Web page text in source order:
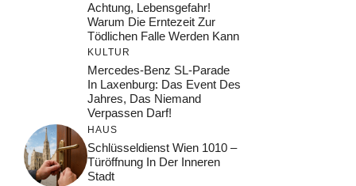
Achtung, Lebensgefahr!
Warum Die Erntezeit Zur
Tödlichen Falle Werden Kann
KULTUR
Mercedes-Benz SL-Parade
In Laxenburg: Das Event Des
Jahres, Das Niemand
Verpassen Darf!
HAUS
Schlüsseldienst Wien 1010 –
Türöffnung In Der Inneren
Stadt